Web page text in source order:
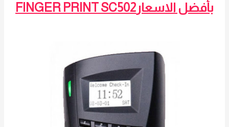
بأفضل الاسعارFINGER PRINT SC502